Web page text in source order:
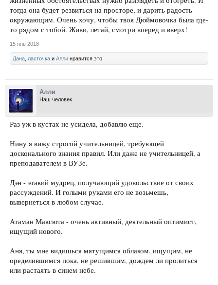
тогда она будет резвиться на просторе, и дарить радость
окружающим. Очень хочу, чтобы твоя Дюймовочка была где-
то рядом с тобой. Живи, летай, смотри вперед и вверх!
15 янв 2018
Дана ласточка и Алли нравится это.
Алли
Наш человек
Раз уж в кустах не усидела, добавлю еще.
Нину я вижу строгой учительницей, требующей
досконального знания правил. Или даже не учительницей, а
преподавателем в ВУЗе.
Дэн - этакий мудрец, получающий удовольствие от своих
рассуждений. И голыми руками его не возьмешь,
вывернеться в любом случае.
Атаман Максюта - очень активный, деятельный оптимист,
ищущий нового.
Аня, ты мне видишься мятущимся облаком, ищущим, не
оределившимся пока, не решившим, дождем ли пролиться
или растаять в синем небе.